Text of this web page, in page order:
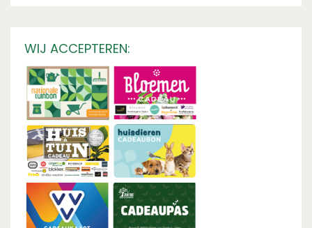
WIJ ACCEPTEREN: